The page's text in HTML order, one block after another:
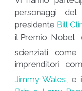
personaggi
presidente Bill
il Premio Nobel
scienziati
imprenditori
Jimmy Wales ,